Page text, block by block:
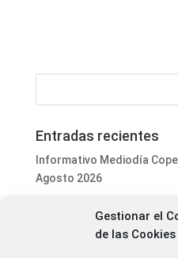
Gestionar el
de las Cookies
Entradas recientes
Informativo Mediodía
Agosto 2026
curso de formación para